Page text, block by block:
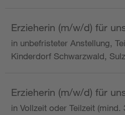
Erzieherin (m/w/d) für
in unbefristeter Anstellung,
Kinderdorf Schwarzwald,
Erzieherin (m/w/d) für
in Vollzeit oder Teilzeit